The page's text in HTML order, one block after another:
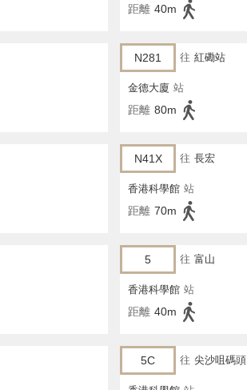
距離 40m
N281 往 紅磡站
金德大廈 站
距離 80m
N41X 往 長宏
香港科學館 站
距離 70m
5 往 富山
香港科學館 站
距離 40m
5C 往 尖沙咀碼頭